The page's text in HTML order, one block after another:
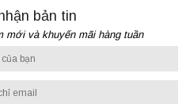
bản tin
mới và khuyến mãi hàng tuần